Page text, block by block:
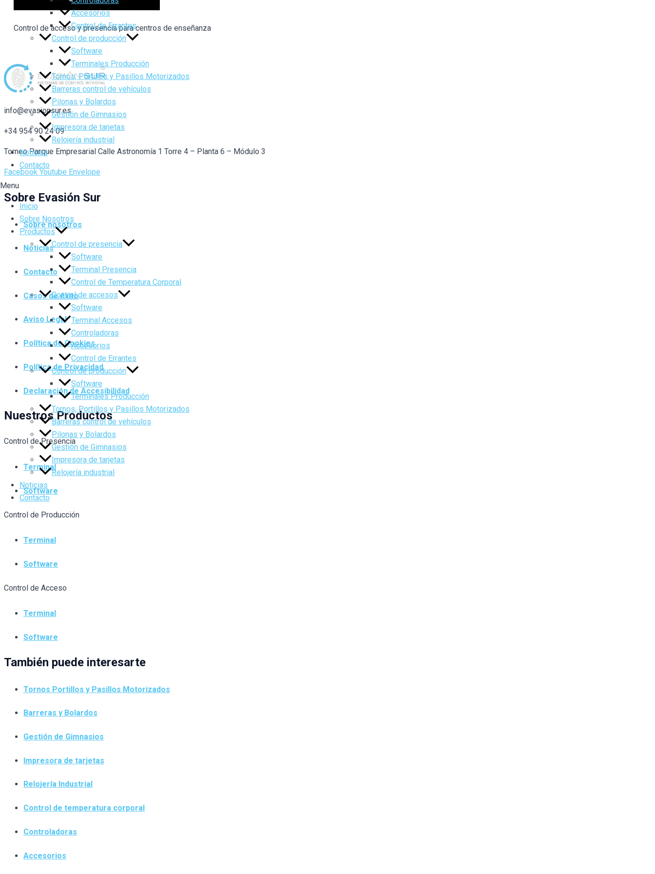
Accesorios
Control de Errantes
Control de producción
Software
Terminales Producción
Tornos, Portillos y Pasillos Motorizados
Barreras control de vehículos
Pilonas y Bolardos
Gestión de Gimnasios
Impresora de tarjetas
Relojería industrial
Noticias
Contacto
Menu
Inicio
Sobre Nosotros
Productos
Control de presencia
Software
Terminal Presencia
Control de Temperatura Corporal
Control de accesos
Software
Terminal Accesos
Controladoras
Accesorios
Control de Errantes
Control de producción
Software
Terminales Producción
Tornos, Portillos y Pasillos Motorizados
Barreras control de vehículos
Pilonas y Bolardos
Gestión de Gimnasios
Impresora de tarjetas
Relojería industrial
Noticias
Contacto
Control de acceso y presencia para centros de enseñanza
info@evasionsur.es
+34 954 90 24 09
Torneo Parque Empresarial Calle Astronomía 1 Torre 4 – Planta 6 – Módulo 3
Facebook Youtube Envelope
Sobre Evasión Sur
Sobre nosotros
Noticias
Contacto
Casos de éxito
Aviso Legal
Política de Cookies
Política de Privacidad
Declaración de Accesibilidad
Nuestros Productos
Control de Presencia
Terminal
Software
Control de Producción
Terminal
Software
Control de Acceso
Terminal
Software
También puede interesarte
Tornos Portillos y Pasillos Motorizados
Barreras y Bolardos
Gestión de Gimnasios
Impresora de tarjetas
Relojería Industrial
Control de temperatura corporal
Controladoras
Accesorios